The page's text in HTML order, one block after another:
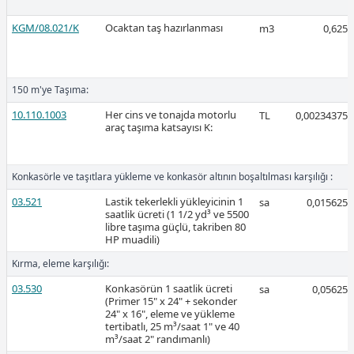
Ücretli
KGM/08.021/K Ocaktan taş hazırlanması m3 0,625
150 m'ye Taşıma:
10.110.1003
Her cins ve tonajda motorlu
araç taşıma katsayısı K:
TL 0,00234375
Konkasörle ve taşıtlara yükleme ve konkasör altının boşaltılması karşılığı :
03.521
Lastik tekerlekli yükleyicinin 1
saatlik ücreti (1 1/2 yd³ ve 5500
libre taşıma güçlü, takriben 80
HP muadili)
sa 0,015625
Kırma, eleme karşılığı:
03.530
Konkasörün 1 saatlik ücreti
(Primer 15" x 24" + sekonder
24" x 16", eleme ve yükleme
tertibatlı, 25 m³/saat 1" ve 40
m³/saat 2" randımanlı)
sa 0,05625